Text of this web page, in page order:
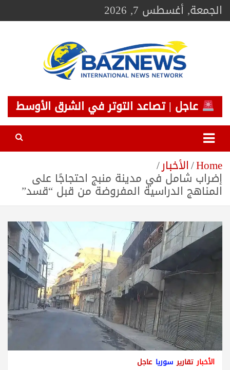
Skip
toالجمعة, أغسطس 7, 2026
BAZNEWS
شبكة باز الإخبارية
عاجل | تصاعد التوتر في الشرق الأوسط
Home الأخبار
إضراب شامل في مدينة منبج احتجاجًا على
المناهج الدراسية المفروضة من قبل “قسد”
الأخبار تقارير سوريا عاجل